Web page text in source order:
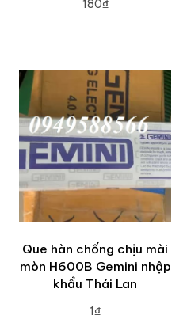
180₫
Que hàn chống chịu mài
mòn H600B Gemini nhập
khẩu Thái Lan
1₫